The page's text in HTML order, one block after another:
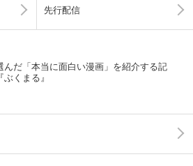
先行配信
んだ「本当に面白い漫画」を紹介する記
くまる』